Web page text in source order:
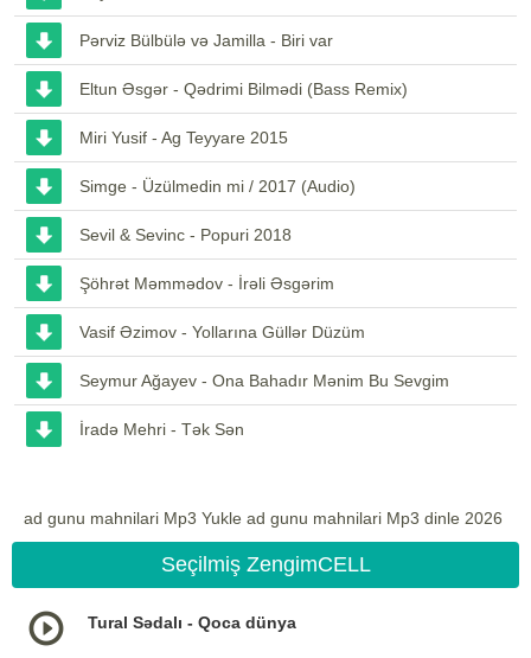
Pərviz Bülbülə və Jamilla - Biri var
Eltun Əsgər - Qədrimi Bilmədi (Bass Remix)
Miri Yusif - Ag Teyyare 2015
Simge - Üzülmedin mi / 2017 (Audio)
Sevil & Sevinc - Popuri 2018
Şöhrət Məmmədov - İrəli Əsgərim
Vasif Əzimov - Yollarına Güllər Düzüm
Seymur Ağayev - Ona Bahadır Mənim Bu Sevgim
İradə Mehri - Tək Sən
ad gunu mahnilari Mp3 Yukle ad gunu mahnilari Mp3 dinle 2026
Seçilmiş ZengimCELL
Tural Sədalı - Qoca dünya